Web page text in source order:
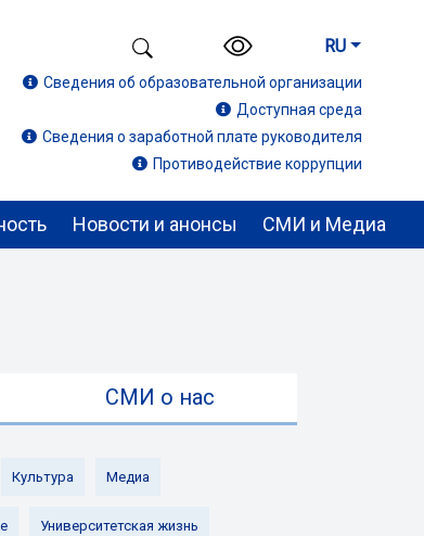
RU
Сведения об образовательной организации
Доступная среда
Сведения о заработной плате руководителя
Противодействие коррупции
Новости и анонсы СМИ и Медиа
СМИ о нас
Культура Медиа
Университетская жизнь